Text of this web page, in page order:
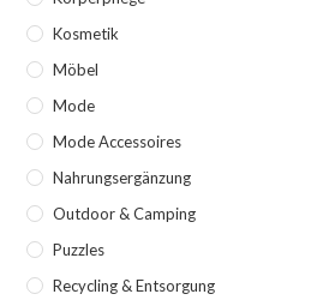
Kosmetik
Möbel
Mode
Mode Accessoires
Nahrungsergänzung
Outdoor & Camping
Puzzles
Recycling & Entsorgung